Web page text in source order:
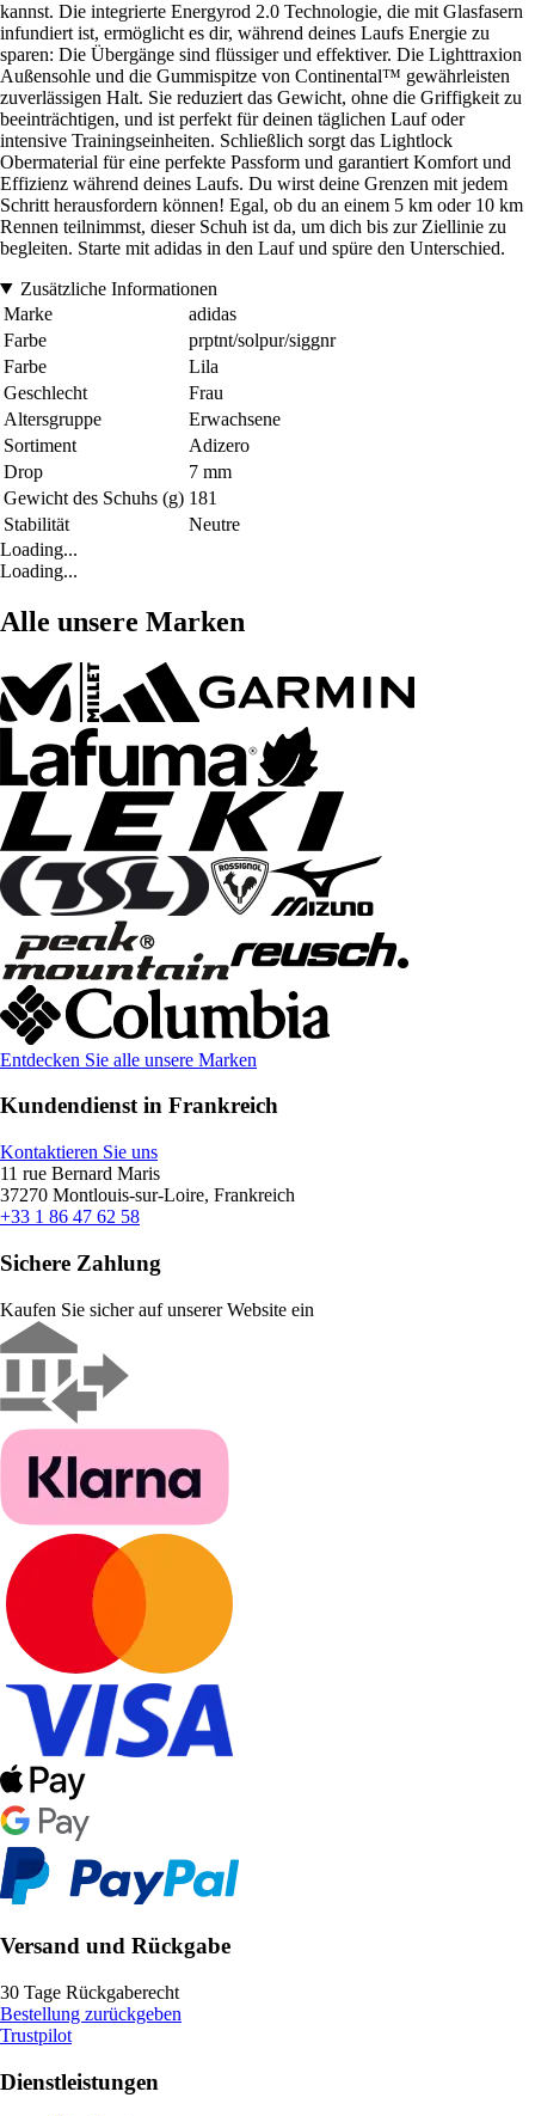
kannst. Die integrierte Energyrod 2.0 Technologie, die mit Glasfasern
infundiert ist, ermöglicht es dir, während deines Laufs Energie zu
sparen: Die Übergänge sind flüssiger und effektiver. Die Lighttraxion
Außensohle und die Gummispitze von Continental™ gewährleisten
zuverlässigen Halt. Sie reduziert das Gewicht, ohne die Griffigkeit zu
beeinträchtigen, und ist perfekt für deinen täglichen Lauf oder
intensive Trainingseinheiten. Schließlich sorgt das Lightlock
Obermaterial für eine perfekte Passform und garantiert Komfort und
Effizienz während deines Laufs. Du wirst deine Grenzen mit jedem
Schritt herausfordern können! Egal, ob du an einem 5 km oder 10 km
Rennen teilnimmst, dieser Schuh ist da, um dich bis zur Ziellinie zu
begleiten. Starte mit adidas in den Lauf und spüre den Unterschied.
Zusätzliche Informationen
Marke
adidas
Farbe
prptnt/solpur/siggnr
Farbe
Lila
Geschlecht
Frau
Altersgruppe
Erwachsene
Sortiment
Adizero
Drop
7 mm
Gewicht des Schuhs (g) 181
Stabilität
Neutre
Loading...
Loading...
Alle unsere Marken
Entdecken Sie alle unsere Marken
Kundendienst in Frankreich
Kontaktieren Sie uns
11 rue Bernard Maris
37270 Montlouis-sur-Loire, Frankreich
+33 1 86 47 62 58
Sichere Zahlung
Kaufen Sie sicher auf unserer Website ein
Versand und Rückgabe
30 Tage Rückgaberecht
Bestellung zurückgeben
Trustpilot
Dienstleistungen